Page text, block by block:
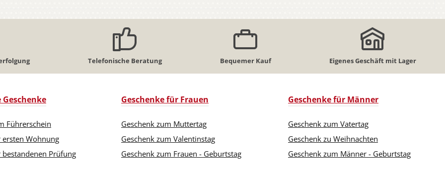
Telefonische Beratung Bequemer Kauf Eigenes Geschäft mit Lager
Führerschein
ersten Wohnung
bestandenen Prüfung
Geschenke für Frauen
Geschenk zum Muttertag
Geschenk zum Valentinstag
Geschenk zum Frauen - Geburtstag
Geschenke für Männer
Geschenk zum Vatertag
Geschenk zu Weihnachten
Geschenk zum Männer - Geburtstag